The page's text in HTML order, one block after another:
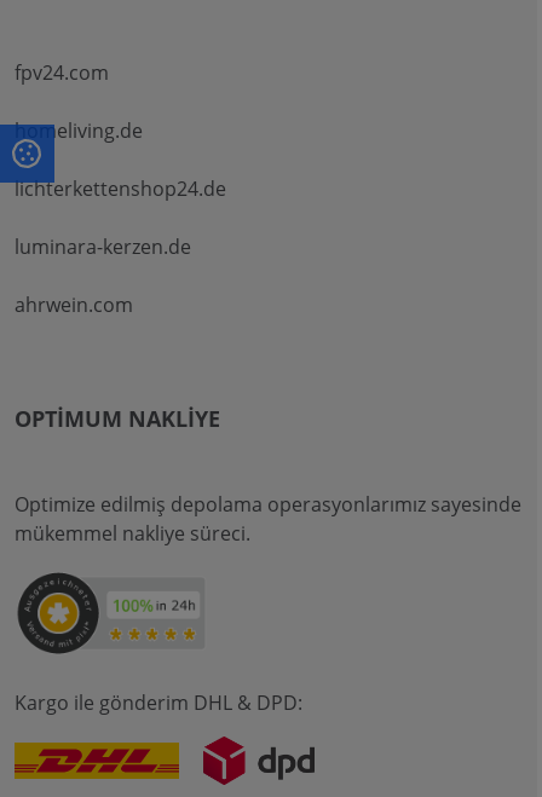
fpv24.com
homeliving.de
lichterkettenshop24.de
luminara-kerzen.de
ahrwein.com
OPTIMUM NAKLIYE
Optimize edilmiş depolama operasyonlarımız sayesinde
mükemmel nakliye süreci.
Kargo ile gönderim DHL & DPD: